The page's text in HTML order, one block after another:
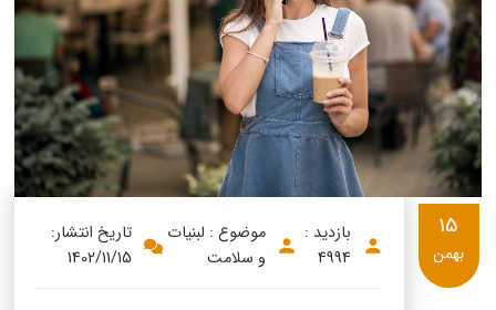
کشک
خامه
سینما دوماس
رادیو دوماس
دانستنی های سلامت
گالری تصاویر
English
Russian
Arabic
بازدید :
4994
موضوع : لبنیات
و سلامت
تاریخ انتشار:
1402/11/15
15
بهمن